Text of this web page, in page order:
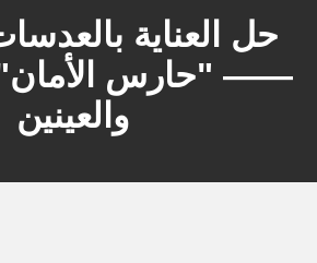
حل العناية
—— "حارس
والعينين